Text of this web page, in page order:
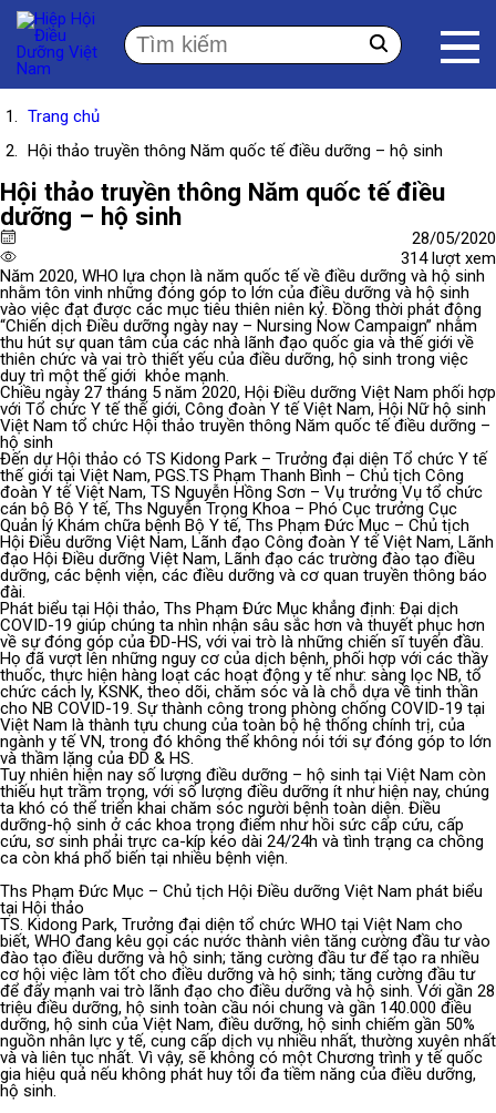
Trang chủ
Hội thảo truyền thông Năm quốc tế điều dưỡng – hộ sinh
Hội thảo truyền thông Năm quốc tế điều
dưỡng – hộ sinh
28/05/2020
314 lượt xem
Năm 2020, WHO lựa chọn là năm quốc tế về điều dưỡng và hộ sinh
nhằm tôn vinh những đóng góp to lớn của điều dưỡng và hộ sinh
vào việc đạt được các mục tiêu thiên niên kỷ. Đồng thời phát động
“Chiến dịch Điều dưỡng ngày nay – Nursing Now Campaign” nhằm
thu hút sự quan tâm của các nhà lãnh đạo quốc gia và thế giới về
thiên chức và vai trò thiết yếu của điều dưỡng, hộ sinh trong việc
duy trì một thế giới khỏe mạnh.
Chiều ngày 27 tháng 5 năm 2020, Hội Điều dưỡng Việt Nam phối hợp
với Tổ chức Y tế thế giới, Công đoàn Y tế Việt Nam, Hội Nữ hộ sinh
Việt Nam tổ chức Hội thảo truyền thông Năm quốc tế điều dưỡng –
hộ sinh
Đến dự Hội thảo có TS Kidong Park – Trưởng đại diện Tổ chức Y tế
thế giới tại Việt Nam, PGS.TS Phạm Thanh Bình – Chủ tịch Công
đoàn Y tế Việt Nam, TS Nguyễn Hồng Sơn – Vụ trưởng Vụ tổ chức
cán bộ Bộ Y tế, Ths Nguyễn Trọng Khoa – Phó Cục trưởng Cục
Quản lý Khám chữa bệnh Bộ Y tế, Ths Phạm Đức Mục – Chủ tịch
Hội Điều dưỡng Việt Nam, Lãnh đạo Công đoàn Y tế Việt Nam, Lãnh
đạo Hội Điều dưỡng Việt Nam, Lãnh đạo các trường đào tạo điều
dưỡng, các bệnh viện, các điều dưỡng và cơ quan truyền thông báo
đài.
Phát biểu tại Hội thảo, Ths Phạm Đức Mục khẳng định: Đại dịch
COVID-19 giúp chúng ta nhìn nhận sâu sắc hơn và thuyết phục hơn
về sự đóng góp của ĐD-HS, với vai trò là những chiến sĩ tuyến đầu.
Họ đã vượt lên những nguy cơ của dịch bệnh, phối hợp với các thầy
thuốc, thực hiện hàng loạt các hoạt động y tế như: sàng lọc NB, tổ
chức cách ly, KSNK, theo dõi, chăm sóc và là chỗ dựa về tinh thần
cho NB COVID-19. Sự thành công trong phòng chống COVID-19 tại
Việt Nam là thành tựu chung của toàn bộ hệ thống chính trị, của
ngành y tế VN, trong đó không thể không nói tới sự đóng góp to lớn
và thầm lặng của ĐD & HS.
Tuy nhiên hiện nay số lượng điều dưỡng – hộ sinh tại Việt Nam còn
thiếu hụt trầm trọng, với số lượng điều dưỡng ít như hiện nay, chúng
ta khó có thể triển khai chăm sóc người bệnh toàn diện. Điều
dưỡng-hộ sinh ở các khoa trọng điểm như hồi sức cấp cứu, cấp
cứu, sơ sinh phải trực ca-kíp kéo dài 24/24h và tình trạng ca chồng
ca còn khá phổ biến tại nhiều bệnh viện.
Ths Phạm Đức Mục – Chủ tịch Hội Điều dưỡng Việt Nam phát biểu
tại Hội thảo
TS. Kidong Park, Trưởng đại diện tổ chức WHO tại Việt Nam cho
biết, WHO đang kêu gọi các nước thành viên tăng cường đầu tư vào
đào tạo điều dưỡng và hộ sinh; tăng cường đầu tư để tạo ra nhiều
cơ hội việc làm tốt cho điều dưỡng và hộ sinh; tăng cường đầu tư
để đẩy mạnh vai trò lãnh đạo cho điều dưỡng và hộ sinh. Với gần 28
triệu điều dưỡng, hộ sinh toàn cầu nói chung và gần 140.000 điều
dưỡng, hộ sinh của Việt Nam, điều dưỡng, hộ sinh chiếm gần 50%
nguồn nhân lực y tế, cung cấp dịch vụ nhiều nhất, thường xuyên nhất
và và liên tục nhất. Vì vậy, sẽ không có một Chương trình y tế quốc
gia hiệu quả nếu không phát huy tối đa tiềm năng của điều dưỡng,
hộ sinh.